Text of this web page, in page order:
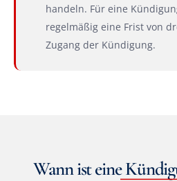
handeln. Für eine
regelmäßig eine Frist von
Zugang der Kündigung.
Wann ist eine